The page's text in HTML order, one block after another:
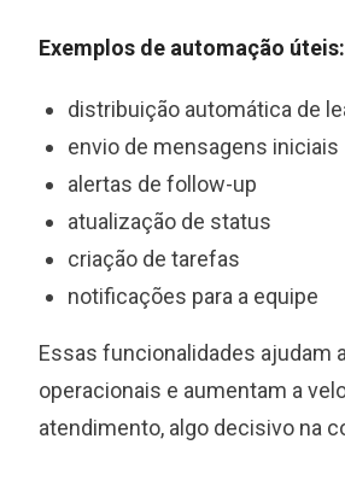
Exemplos de automação úteis:
distribuição automática de
envio de mensagens iniciais
alertas de follow-up
atualização de status
criação de tarefas
notificações para a equipe
Essas funcionalidades ajudam
operacionais e aumentam a
atendimento, algo decisivo na